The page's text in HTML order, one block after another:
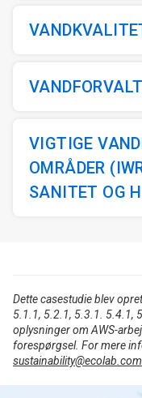
VIGTIGE
OMRÅDER
SANITET OG
Dette casestudie blev
5.1.1, 5.2.1, 5.3.1. 5.4.1,
oplysninger om AWS-
forespørgsel. For mere
sustainability@ecolab.com